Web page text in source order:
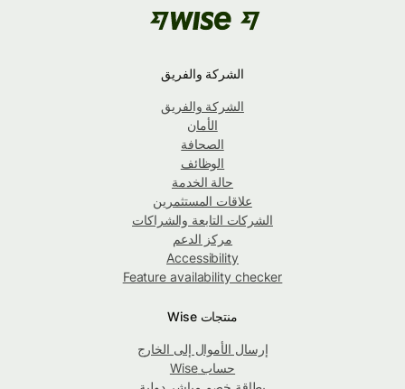
الشركة والفريق
الشركة والفريق
الأمان
الصحافة
الوظائف
حالة الخدمة
علاقات المستثمرين
الشركات التابعة والشراكات
مركز الدعم
Accessibility
Feature availability checker
منتجات Wise
إرسال الأموال إلى الخارج
حساب Wise